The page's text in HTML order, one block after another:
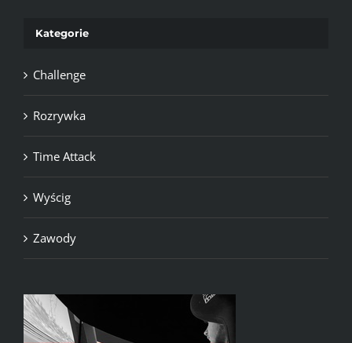
Kategorie
Challenge
Rozrywka
Time Attack
Wyścig
Zawody